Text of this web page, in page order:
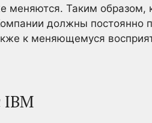
меняются. Таким
должны постоянно
к меняющемуся
IBM